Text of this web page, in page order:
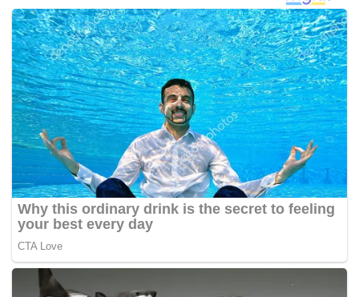
Lapor portalNews.com.au, lebih daripada 55,000 orang
menyokong kempen supaya emoji datang bulan ditambah
ke papan kekunci global.
Plan International UK berkata, satu penyelidikan yang
telah dijalankan menunjukkan wujud keperluan untuk
mengadakan perbincangan lebih terbuka mengenai haid.
Pengguna Twitter dilihat memberi reaksi berbeza-beza
kepada perkembangan terbaru ini. – Astro AWANI